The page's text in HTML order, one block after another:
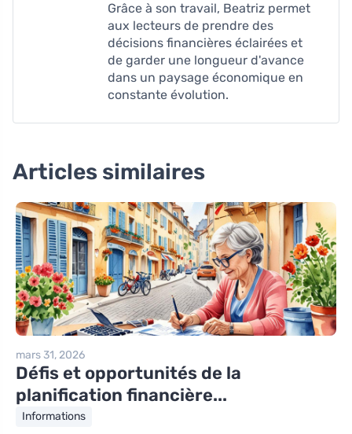
Grâce à son travail, Beatriz permet
aux lecteurs de prendre des
décisions financières éclairées et
de garder une longueur d'avance
dans un paysage économique en
constante évolution.
Articles similaires
mars 31, 2026
Défis et opportunités de la
planification financière...
Informations